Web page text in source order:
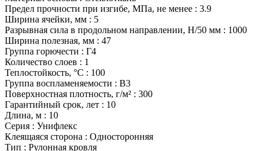
Предел прочности при изгибе, МПа, не менее : 3.9
Ширина ячейки, мм : 5
Разрывная сила в продольном направлении, Н/50 мм : 1000
Ширина полезная, мм : 47
Группа горючести : Г4
Количество слоев : 1
Теплостойкость, °С : 100
Группа воспламеняемости : В3
Поверхностная плотность, г/м² : 300
Гарантийный срок, лет : 10
Длина, м : 10
Серия : Унифлекс
Клеящаяся сторона : Односторонняя
Тип : Рулонная кровля